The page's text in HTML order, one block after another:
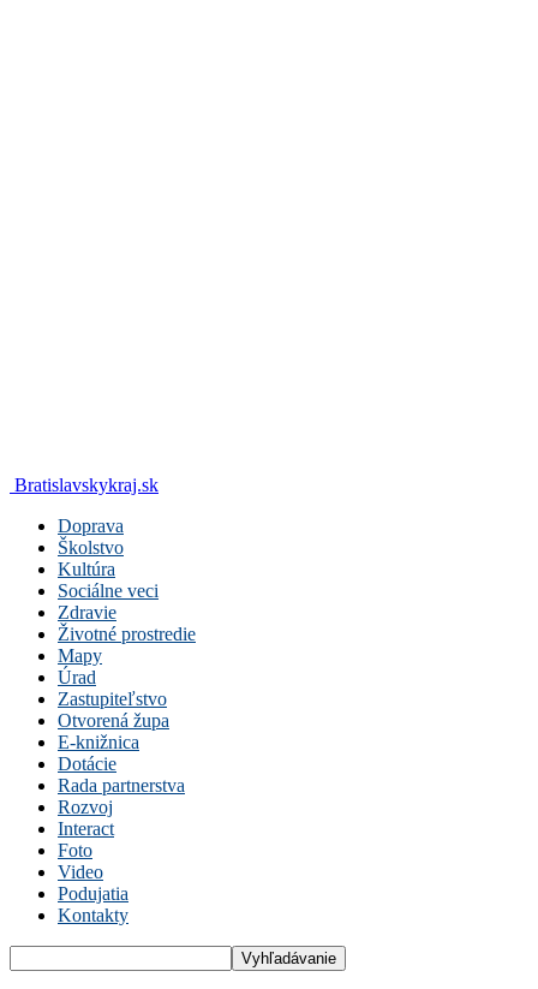
Bratislavskykraj.sk
Doprava
Školstvo
Kultúra
Sociálne veci
Zdravie
Životné prostredie
Mapy
Úrad
Zastupiteľstvo
Otvorená župa
E-knižnica
Dotácie
Rada partnerstva
Rozvoj
Interact
Foto
Video
Podujatia
Kontakty